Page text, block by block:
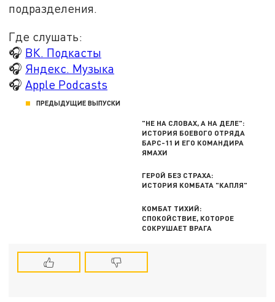
подразделения.
Где слушать:
🎧 ВК. Подкасты
🎧 Яндекс. Музыка
🎧 Apple Podcasts
ПРЕДЫДУЩИЕ ВЫПУСКИ
"НЕ НА СЛОВАХ, А НА ДЕЛЕ":
ИСТОРИЯ БОЕВОГО ОТРЯДА
БАРС-11 И ЕГО КОМАНДИРА
ЯМАХИ
ГЕРОЙ БЕЗ СТРАХА:
ИСТОРИЯ КОМБАТА "КАПЛЯ"
КОМБАТ ТИХИЙ:
СПОКОЙСТВИЕ, КОТОРОЕ
СОКРУШАЕТ ВРАГА